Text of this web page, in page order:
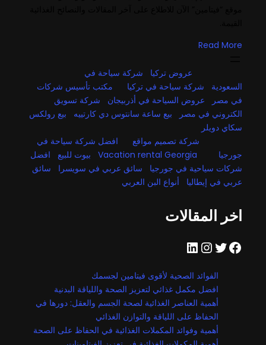
Read More
عروض تركيا
شركة سياحة في
السعودية
شركة سياحة في تركيا
مكتب تأسيس شركات
في مصر
عروض السياحة في أذربيجان
شركة تسويق
الكتروني في مصر
بيع ساعة سانتوس دي كارتييه
بيع رولكس
سكاي دويلر
شركة تصميم مواقع
افضل شركة سياحة في
جورجيا
Vacation rental Georgia بيوت للبيع
افضل
شركات سياحية في جورجيا
سائق عربي في سويسرا
سائق
عربي في إيطاليا
أنواع البن العربي
اخر المقالات
فيسبوك تويتر إنستجرام لينكد إن
الفوائد الصحية لأقوى فيتامين لجسمك
افضل مكمل غذائي لتعزيز الصحة واللياقة البدنية
أهمية العناصر الغذائية لصحة الجسم والعقل: دورها في
الحفاظ على اللياقة والتوازن الغذائي
أهمية وفوائد المكملات الغذائية في الحفاظ على الصحة